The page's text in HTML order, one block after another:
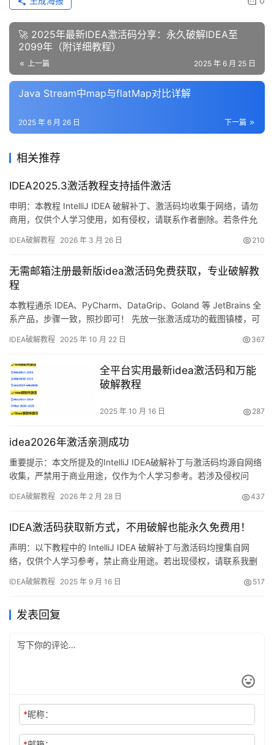
🚀 2025年最新IDEA激活码分享：永久破解IDEA至
2099年（附详细教程）
上一篇 2025 年 6 月 25 日
Java Stream中map与flatMap对比详解
下一篇
2025 年 6 月 26 日
相关推荐
IDEA2025.3激活教程支持插件激活
申明：本教程 IntelliJ IDEA 破解补丁、激活码均收集于网络，请勿
商用，仅供个人学习使用，如有侵权，请联系作者删除。若条件允
能强大，适用于 Windows、Mac 和 Linux 系统。本文将详细介绍如
版本、什么…
IDEA破解教程 2026 年 3 月 26 日 210
无需邮箱注册最新版idea激活码免费获取，专业破解教
程
本教程通杀 IDEA、PyCharm、DataGrip、Goland 等 JetBrains 全
系产品，步骤一致，照抄即可！ 先放一张激活成功的截图镇楼，可
带你把 IDEA 激活到 2099 年，旧版本同样适用。无论 Windows、
IDEA破解教程 2025 年 10 月 22 日 367
全平台实用最新idea激活码和万能
破解教程
2025 年 10 月 16 日 287
idea2026年激活亲测成功
重要提示：本文所提及的IntelliJ IDEA破解补丁与激活码均源自网络
收集，严禁用于商业用途，仅作为个人学习参考。若涉及侵权问
正版！ 话不多说，直接展示IDEA 2025.2.1版本破解成功的实况截
您觉得破解过程过于繁琐，也可选择购买…
IDEA破解教程 2026 年 2 月 28 日 437
IDEA激活码获取新方式，不用破解也能永久免费用！
声明：以下教程中的 IntelliJ IDEA 破解补丁与激活码均搜集自网
络，仅供个人学习参考，禁止商业用途。若出现侵权，请联系我删
已顺利激活至 2099 年，效果见下图，爽到飞起！ 接下来用图文方
正版，全家桶账号一…
IDEA破解教程 2025 年 9 月 16 日 517
发表回复
*昵称：